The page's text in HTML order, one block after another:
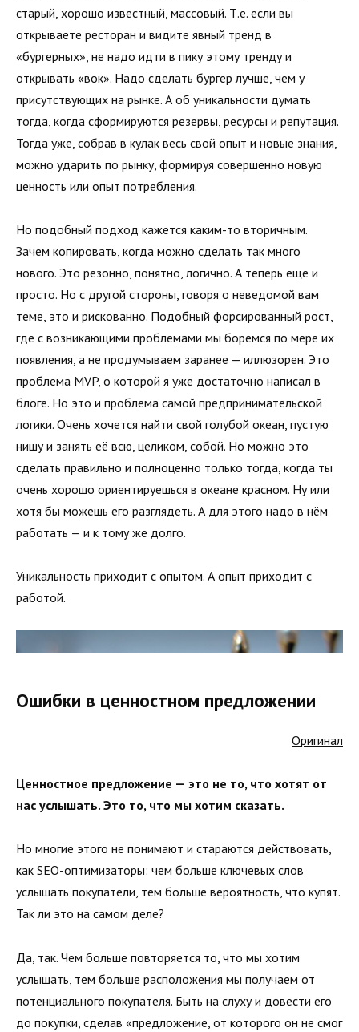
старый, хорошо известный, массовый. Т.е. если вы
открываете ресторан и видите явный тренд в
«бургерных», не надо идти в пику этому тренду и
открывать «вок». Надо сделать бургер лучше, чем у
присутствующих на рынке. А об уникальности думать
тогда, когда сформируются резервы, ресурсы и репутация.
Тогда уже, собрав в кулак весь свой опыт и новые знания,
можно ударить по рынку, формируя совершенно новую
ценность или опыт потребления.
Но подобный подход кажется каким-то вторичным.
Зачем копировать, когда можно сделать так много
нового. Это резонно, понятно, логично. А теперь еще и
просто. Но с другой стороны, говоря о неведомой вам
теме, это и рискованно. Подобный форсированный рост,
где с возникающими проблемами мы боремся по мере их
появления, а не продумываем заранее — иллюзорен. Это
проблема MVP, о которой я уже достаточно написал в
блоге. Но это и проблема самой предпринимательской
логики. Очень хочется найти свой голубой океан, пустую
нишу и занять её всю, целиком, собой. Но можно это
сделать правильно и полноценно только тогда, когда ты
очень хорошо ориентируешься в океане красном. Ну или
хотя бы можешь его разглядеть. А для этого надо в нём
работать — и к тому же долго.
Уникальность приходит с опытом. А опыт приходит с
работой.
Ошибки в ценностном предложении
Оригинал
Ценностное предложение — это не то, что хотят от
нас услышать. Это то, что мы хотим сказать.
Но многие этого не понимают и стараются действовать,
как SEO-оптимизаторы: чем больше ключевых слов
услышать покупатели, тем больше вероятность, что купят.
Так ли это на самом деле?
Да, так. Чем больше повторяется то, что мы хотим
услышать, тем больше расположения мы получаем от
потенциального покупателя. Быть на слуху и довести его
до покупки, сделав «предложение, от которого он не смог